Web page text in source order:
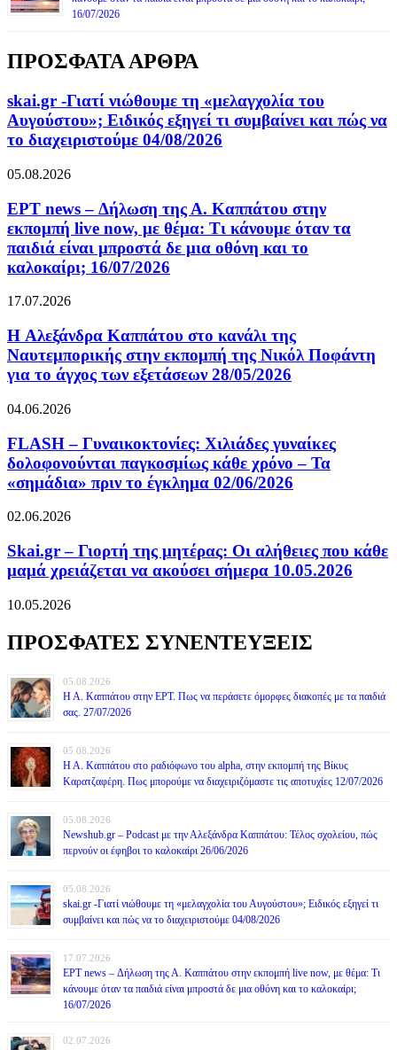
16/07/2026
ΠΡΟΣΦΑΤΑ ΑΡΘΡΑ
skai.gr -Γιατί νιώθουμε τη «μελαγχολία του
Αυγούστου»; Ειδικός εξηγεί τι συμβαίνει και πώς να
το διαχειριστούμε 04/08/2026
05.08.2026
ΕΡΤ news – Δήλωση της Α. Καππάτου στην
εκπομπή live now, με θέμα: Τι κάνουμε όταν τα
παιδιά είναι μπροστά δε μια οθόνη και το
καλοκαίρι; 16/07/2026
17.07.2026
H Αλεξάνδρα Καππάτου στο κανάλι της
Ναυτεμπορικής στην εκπομπή της Νικόλ Ποφάντη
για το άγχος των εξετάσεων 28/05/2026
04.06.2026
FLASH – Γυναικοκτονίες: Χιλιάδες γυναίκες
δολοφονούνται παγκοσμίως κάθε χρόνο – Τα
«σημάδια» πριν το έγκλημα 02/06/2026
02.06.2026
Skai.gr – Γιορτή της μητέρας: Οι αλήθειες που κάθε
μαμά χρειάζεται να ακούσει σήμερα 10.05.2026
10.05.2026
ΠΡΟΣΦΑΤΕΣ ΣΥΝΕΝΤΕΥΞΕΙΣ
05.08.2026
Η Α. Καππάτου στην ΕΡΤ. Πως να περάσετε όμορφες διακοπές με τα παιδιά
σας. 27/07/2026
05.08.2026
Η Α. Καππάτου στο ραδιόφωνο του alpha, στην εκπομπή της Βίκυς
Καρατζαφέρη. Πως μπορούμε να διαχειριζόμαστε τις αποτυχίες 12/07/2026
05.08.2026
Newshub.gr – Podcast με την Αλεξάνδρα Καππάτου: Τέλος σχολείου, πώς
περνούν οι έφηβοι το καλοκαίρι 26/06/2026
05.08.2026
skai.gr -Γιατί νιώθουμε τη «μελαγχολία του Αυγούστου»; Ειδικός εξηγεί τι
συμβαίνει και πώς να το διαχειριστούμε 04/08/2026
17.07.2026
ΕΡΤ news – Δήλωση της Α. Καππάτου στην εκπομπή live now, με θέμα: Τι
κάνουμε όταν τα παιδιά είναι μπροστά δε μια οθόνη και το καλοκαίρι;
16/07/2026
02.07.2026